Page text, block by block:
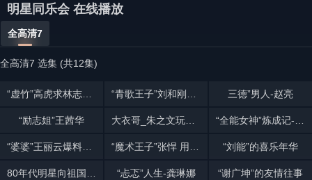
明星同乐会 在线播放
全高清7
全高清7 选集 (共12集)
三德”男人-赵亮
“励志姐”王茜华
“刘能”的喜乐年华
“忐忑”人生-龚琳娜 “谢广坤”的友情往事